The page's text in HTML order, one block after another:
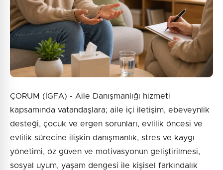
ÇORUM (İGFA) - Aile Danışmanlığı hizmeti
kapsamında vatandaşlara; aile içi iletişim, ebeveynlik
desteği, çocuk ve ergen sorunları, evlilik öncesi ve
evlilik sürecine ilişkin danışmanlık, stres ve kaygı
yönetimi, öz güven ve motivasyonun geliştirilmesi,
sosyal uyum, yaşam dengesi ile kişisel farkındalık